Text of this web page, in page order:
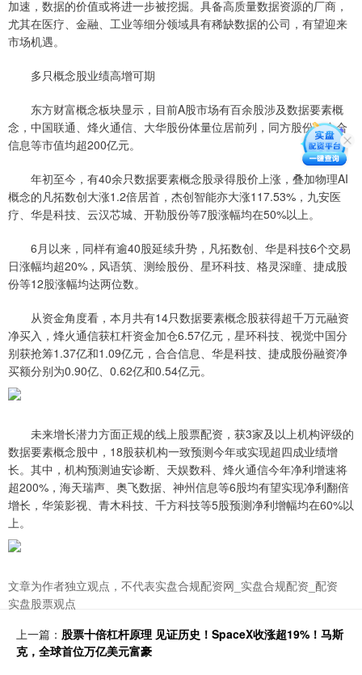
加速，数据的价值或将进一步被挖掘。具备高质量数据资源的厂商，
尤其在医疗、金融、工业等细分领域具有稀缺数据的公司，有望迎来
市场机遇。
多只概念股业绩高增可期
东方财富概念板块显示，目前A股市场有百余股涉及数据要素概
念，中国联通、烽火通信、大华股份体量位居前列，同方股份、合合
信息等市值均超200亿元。
年初至今，有40余只数据要素概念股录得股价上涨，叠加物理AI
概念的凡拓数创大涨1.2倍居首，杰创智能亦大涨117.53%，九安医
疗、华是科技、云汉芯城、开勒股份等7股涨幅均在50%以上。
6月以来，同样有逾40股延续升势，凡拓数创、华是科技6个交易
日涨幅均超20%，风语筑、测绘股份、星环科技、格灵深瞳、捷成股
份等12股涨幅均达两位数。
从资金角度看，本月共有14只数据要素概念股获得超千万元融资
净买入，烽火通信获杠杆资金加仓6.57亿元，星环科技、视觉中国分
别获抢筹1.37亿和1.09亿元，合合信息、华是科技、捷成股份融资净
买额分别为0.90亿、0.62亿和0.54亿元。
未来增长潜力方面正规的线上股票配资，获3家及以上机构评级的
数据要素概念股中，18股获机构一致预测今年或实现超四成业绩增
长。其中，机构预测迪安诊断、天娱数科、烽火通信今年净利增速将
超200%，海天瑞声、奥飞数据、神州信息等6股均有望实现净利翻倍
增长，华策影视、青木科技、千方科技等5股预测净利增幅均在60%以
上。
文章为作者独立观点，不代表实盘合规配资网_实盘合规配资_配资
实盘股票观点
上一篇： 股票十倍杠杆原理 见证历史！SpaceX收涨超19%！马斯
克，全球首位万亿美元富豪